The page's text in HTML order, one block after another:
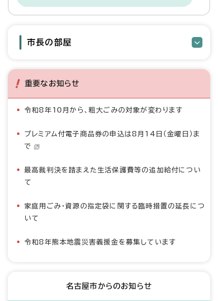
市長の部屋
重要なお知らせ
令和8年10月から、粗大ごみの対象が変わります
プレミアム付電子商品券の申込は8月14日（金曜日）ま
で
最高裁判決を踏まえた生活保護費等の追加給付につい
て
家庭用ごみ・資源の指定袋に関する臨時措置の延長につ
いて
令和8年熊本地震災害義援金を募集しています
名古屋市からのお知らせ